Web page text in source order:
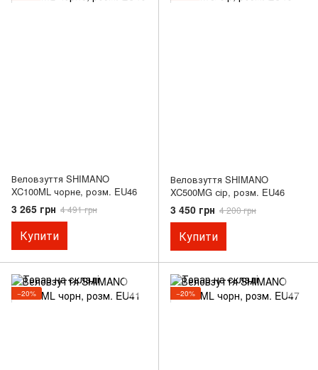
Веловзуття SHIMANO
XC100ML чорне, розм. EU46
3 265 грн 4 491 грн
Купити
Веловзуття SHIMANO
XC500MG сір, розм. EU46
3 450 грн 4 200 грн
Купити
−20% −20%